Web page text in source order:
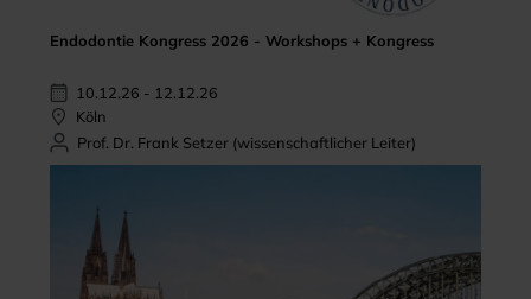
Endodontie Kongress 2026 - Workshops + Kongress
10.12.26 - 12.12.26
Köln
Prof. Dr. Frank Setzer (wissenschaftlicher Leiter)